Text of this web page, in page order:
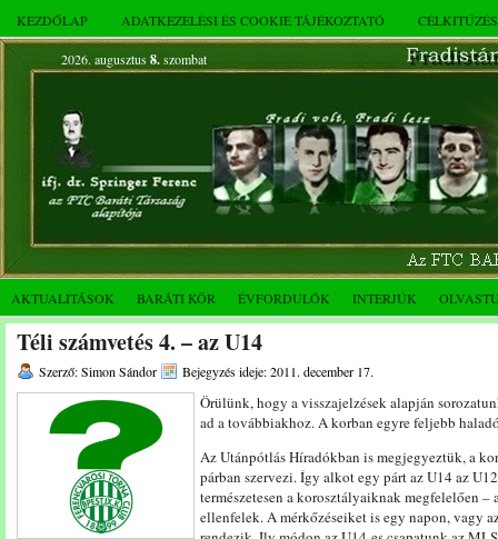
KEZDŐLAP ADATKEZELÉSI ÉS COOKIE TÁJÉKOZTATÓ
2026. augusztus 8.szombat
AKTUALITÁSOK BARÁTI KÖR ÉVFORDULÓK INTERJÚK
Téli számvetés 4. – az U14
Szerző: Simon Sándor Bejegyzés ideje: 2011. december 17.
Örülünk, hogy a visszajelzések alapján
ad a továbbiakhoz. A korban egyre feljebb
Az Utánpótlás Híradókban is megjegyeztük, a
párban szervezi. Így alkot egy párt az U14 az
természetesen a korosztályaiknak megfelelően –
ellenfelek. A mérkőzéseiket is egy napon, vagy